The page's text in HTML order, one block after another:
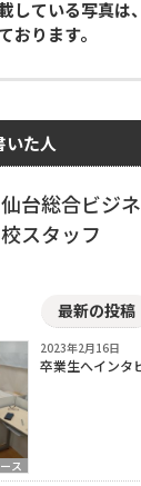
！体験授業も大人気
達や保護者さまと一緒
。在校生もオープン
とができます！ 2026年のイベント日程一
パス 特別
している写真は
おります。
いた人
仙台総合ビジ
校スタッフ
最新の投稿
ス
2023年2月16日
卒業生へインタ